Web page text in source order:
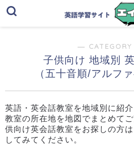
―
子供向け 地域別
（五十音順/アルフ
英語・英会話教室を地域別に紹
教室の所在地を地図でまとめて
供向け英会話教室をお探しの方
してみてください。